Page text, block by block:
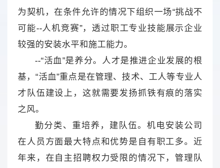
为契机，在条件允许的情况下组织一场“挑战不
可能--人机竞赛”，透过职工专业技能展示企业
较强的安装水平和施工能力。
--“活血”是养分。人才是推进企业发展的根
基，“活血”重点是在管理、技术、工人等专业人
才队伍建设上，这就需要发扬抓铁有痕的落实
之风。
勤分类、重培养，建队伍。机电安装公司
在人员方面最大特点和优势是自有职工多。近
年来，在自主招聘权力受限的情况下，管理队